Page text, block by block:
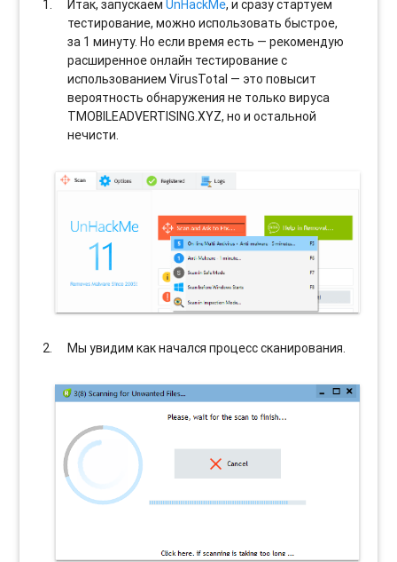
Итак, запускаемUnHackMe, и сразу стартуем
тестирование, можно использовать быстрое,
за 1 минуту. Но если время есть — рекомендую
расширенное онлайн тестирование с
использованием VirusTotal — это повысит
вероятность обнаружения не только вируса
TMOBILEADVERTISING.XYZ, но и остальной
нечисти.
Мы увидим как начался процесс сканирования.